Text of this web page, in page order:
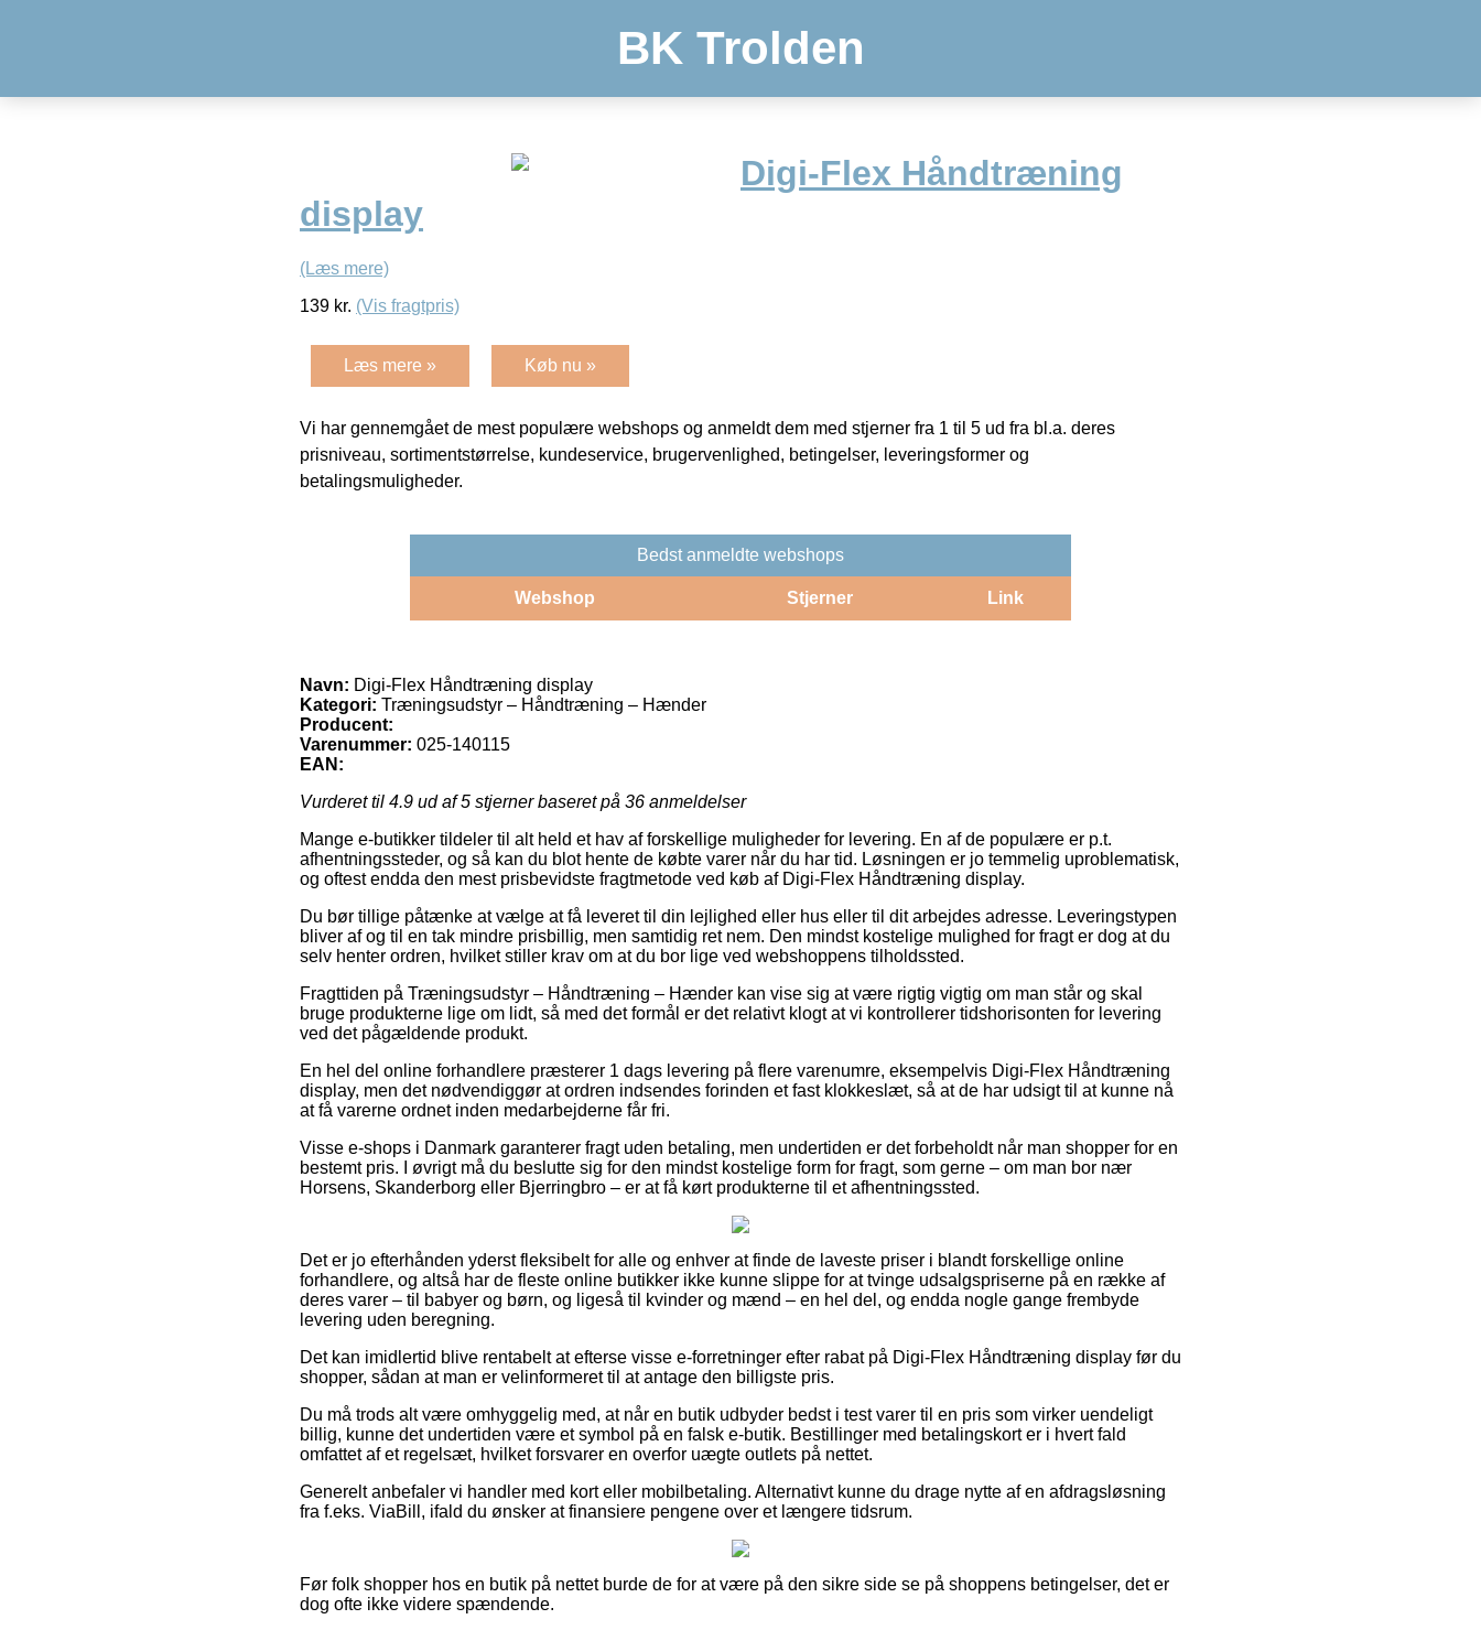
BK Trolden
Digi-Flex Håndtræning
display
(Læs mere)
139 kr. (Vis fragtpris)
Læs mere » Køb nu »
Vi har gennemgået de mest populære webshops og anmeldt dem med stjerner fra 1 til 5 ud fra bl.a. deres
prisniveau, sortimentstørrelse, kundeservice, brugervenlighed, betingelser, leveringsformer og
betalingsmuligheder.
Bedst anmeldte webshops
Webshop Stjerner Link
Navn: Digi-Flex Håndtræning display
Kategori: Træningsudstyr – Håndtræning – Hænder
Producent:
Varenummer: 025-140115
EAN:
Vurderet til 4.9 ud af 5 stjerner baseret på 36 anmeldelser
Mange e-butikker tildeler til alt held et hav af forskellige muligheder for levering. En af de populære er p.t.
afhentningssteder, og så kan du blot hente de købte varer når du har tid. Løsningen er jo temmelig uproblematisk,
og oftest endda den mest prisbevidste fragtmetode ved køb af Digi-Flex Håndtræning display.
Du bør tillige påtænke at vælge at få leveret til din lejlighed eller hus eller til dit arbejdes adresse. Leveringstypen
bliver af og til en tak mindre prisbillig, men samtidig ret nem. Den mindst kostelige mulighed for fragt er dog at du
selv henter ordren, hvilket stiller krav om at du bor lige ved webshoppens tilholdssted.
Fragttiden på Træningsudstyr – Håndtræning – Hænder kan vise sig at være rigtig vigtig om man står og skal
bruge produkterne lige om lidt, så med det formål er det relativt klogt at vi kontrollerer tidshorisonten for levering
ved det pågældende produkt.
En hel del online forhandlere præsterer 1 dags levering på flere varenumre, eksempelvis Digi-Flex Håndtræning
display, men det nødvendiggør at ordren indsendes forinden et fast klokkeslæt, så at de har udsigt til at kunne nå
at få varerne ordnet inden medarbejderne får fri.
Visse e-shops i Danmark garanterer fragt uden betaling, men undertiden er det forbeholdt når man shopper for en
bestemt pris. I øvrigt må du beslutte sig for den mindst kostelige form for fragt, som gerne – om man bor nær
Horsens, Skanderborg eller Bjerringbro – er at få kørt produkterne til et afhentningssted.
Det er jo efterhånden yderst fleksibelt for alle og enhver at finde de laveste priser i blandt forskellige online
forhandlere, og altså har de fleste online butikker ikke kunne slippe for at tvinge udsalgspriserne på en række af
deres varer – til babyer og børn, og ligeså til kvinder og mænd – en hel del, og endda nogle gange frembyde
levering uden beregning.
Det kan imidlertid blive rentabelt at efterse visse e-forretninger efter rabat på Digi-Flex Håndtræning display før du
shopper, sådan at man er velinformeret til at antage den billigste pris.
Du må trods alt være omhyggelig med, at når en butik udbyder bedst i test varer til en pris som virker uendeligt
billig, kunne det undertiden være et symbol på en falsk e-butik. Bestillinger med betalingskort er i hvert fald
omfattet af et regelsæt, hvilket forsvarer en overfor uægte outlets på nettet.
Generelt anbefaler vi handler med kort eller mobilbetaling. Alternativt kunne du drage nytte af en afdragsløsning
fra f.eks. ViaBill, ifald du ønsker at finansiere pengene over et længere tidsrum.
Før folk shopper hos en butik på nettet burde de for at være på den sikre side se på shoppens betingelser, det er
dog ofte ikke videre spændende.